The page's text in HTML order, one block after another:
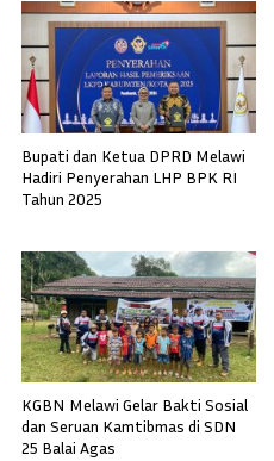
Bupati dan Ketua DPRD Melawi
Hadiri Penyerahan LHP BPK RI
Tahun 2025
KGBN Melawi Gelar Bakti Sosial
dan Seruan Kamtibmas di SDN
25 Balai Agas